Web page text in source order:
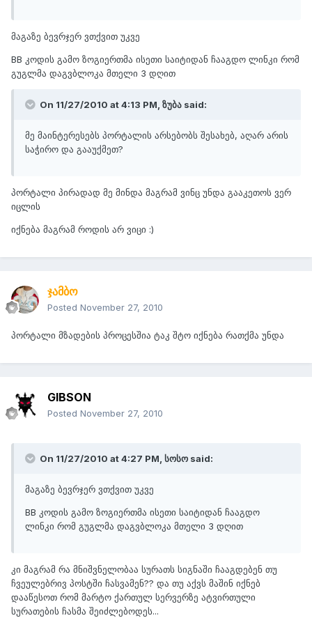
მაგაზე ბევრჯერ ვთქვით უკვე
BB კოდის გამო ზოგიერთმა ისეთი საიტიდან ჩააგდო ლინკი რომ
გუგლმა დაგვბლოკა მთელი 3 დღით
On 11/27/2010 at 4:13 PM, ზუბა said:
მე მაინტერესებს პორტალის არსებობს შესახებ, აღარ არის
საჭირო და გააუქმეთ?
პორტალი პირადად მე მინდა მაგრამ ვინც უნდა გააკეთოს ვერ
იცლის
იქნება მაგრამ როდის არ ვიცი :)
ჯამბო
Posted November 27, 2010
პორტალი მზადების პროცესშია ტაკ შტო იქნება რათქმა უნდა
GIBSON
Posted November 27, 2010
On 11/27/2010 at 4:27 PM, სოსო said:
მაგაზე ბევრჯერ ვთქვით უკვე
BB კოდის გამო ზოგიერთმა ისეთი საიტიდან ჩააგდო
ლინკი რომ გუგლმა დაგვბლოკა მთელი 3 დღით
კი მაგრამ რა მნიშვნელობაა სურათს სიგნაში ჩააგდებენ თუ
ჩვეულებრივ პოსტში ჩასვამენ?? და თუ აქვს მაშინ იქნებ
დააწესოთ რომ მარტო ქართულ სერვერზე ატვირთული
სურათების ჩასმა შეიძლებოდეს...